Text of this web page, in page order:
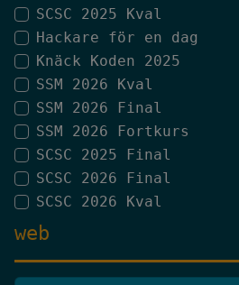
SCSC 2025 Kval
Hackare för en dag
Knäck Koden 2025
SSM 2026 Kval
SSM 2026 Final
SSM 2026 Fortkurs
SCSC 2025 Final
SCSC 2026 Final
SCSC 2026 Kval
web